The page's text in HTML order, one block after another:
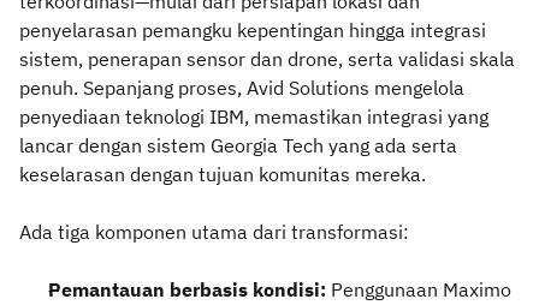
penyelarasan pemangku kepentingan hingga integrasi
sistem, penerapan sensor dan drone, serta validasi skala
penuh. Sepanjang proses, Avid Solutions mengelola
penyediaan teknologi IBM, memastikan integrasi yang
lancar dengan sistem Georgia Tech yang ada serta
keselarasan dengan tujuan komunitas mereka.
Ada tiga komponen utama dari transformasi:
Pemantauan berbasis kondisi: Penggunaan Maximo